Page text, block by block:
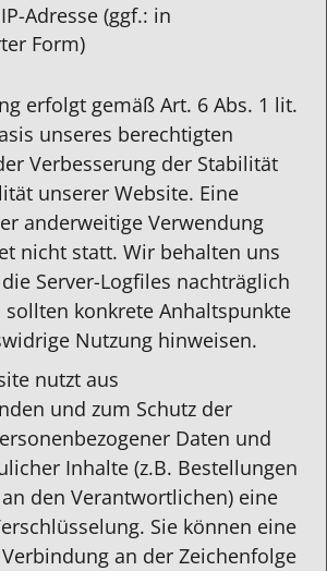
Adresse (ggf.: in
Form)
erfolgt gemäß Art. 6 Abs. 1 lit.
unseres berechtigten
Verbesserung der Stabilität
unserer Website. Eine
anderweitige Verwendung
nicht statt. Wir behalten uns
Server-Logfiles nachträglich
konkrete Anhaltspunkte
Nutzung hinweisen.
nutzt aus
und zum Schutz der
Daten und
Inhalte (z.B. Bestellungen
den Verantwortlichen) eine
Sie können eine
an der Zeichenfolge